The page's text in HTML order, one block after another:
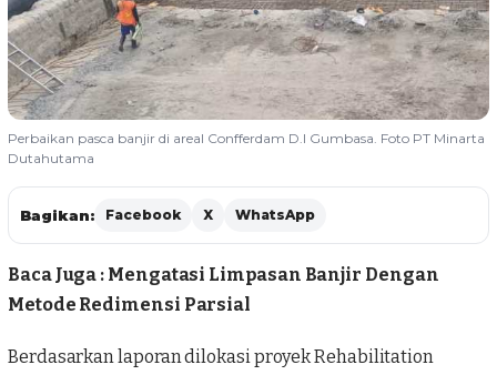
Perbaikan pasca banjir di areal Confferdam D.I Gumbasa. Foto PT Minarta
Dutahutama
Bagikan: Facebook X WhatsApp
Baca Juga : Mengatasi Limpasan Banjir Dengan
Metode Redimensi Parsial
Berdasarkan laporan dilokasi proyek Rehabilitation